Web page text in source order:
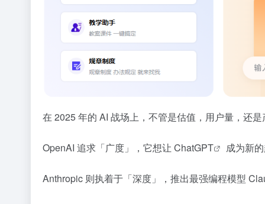
在 2025 年的 AI 战场上，不管是估值，用户量，还
OpenAI 追求「广度」，它想让 ChatGPT 成为新
Anthropic 则执着于「深度」，推出最强编程模型